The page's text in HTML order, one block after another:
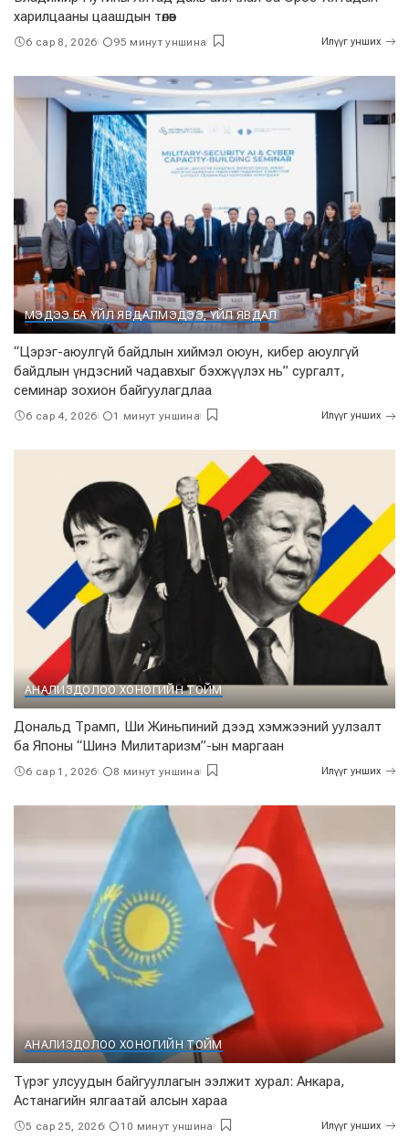
харилцааны цаашдын төлөв
6 сар 8, 2026 95 минут уншина Илүүг унших
МЭДЭЭ БА ҮЙЛ ЯВДАЛМЭДЭЭ, ҮЙЛ ЯВДАЛ
“Цэрэг-аюулгүй байдлын хиймэл оюун, кибер аюулгүй
байдлын үндэсний чадавхыг бэхжүүлэх нь” сургалт,
семинар зохион байгуулагдлаа
6 сар 4, 2026 1 минут уншина Илүүг унших
АНАЛИЗДОЛОО ХОНОГИЙН ТОЙМ
Дональд Трамп, Ши Жиньпиний дээд хэмжээний уулзалт
ба Японы “Шинэ Милитаризм”-ын маргаан
6 сар 1, 2026 8 минут уншина Илүүг унших
АНАЛИЗДОЛОО ХОНОГИЙН ТОЙМ
Түрэг улсуудын байгууллагын ээлжит хурал: Анкара,
Астанагийн ялгаатай алсын хараа
5 сар 25, 2026 10 минут уншина Илүүг унших